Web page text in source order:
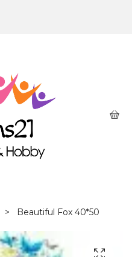
Beautiful Fox 40*50